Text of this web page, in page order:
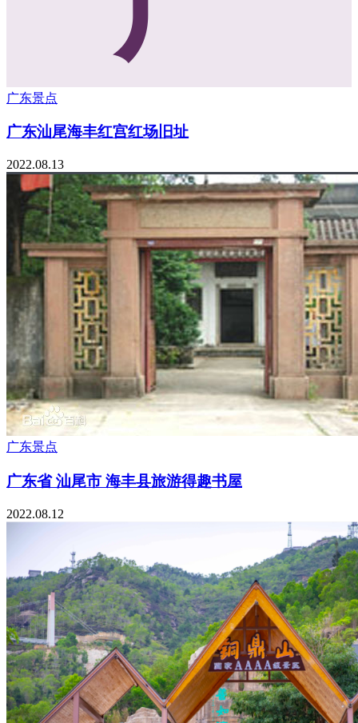
广东景点
广东汕尾海丰红宫红场旧址
2022.08.13
广东景点
广东省 汕尾市 海丰县旅游得趣书屋
2022.08.12